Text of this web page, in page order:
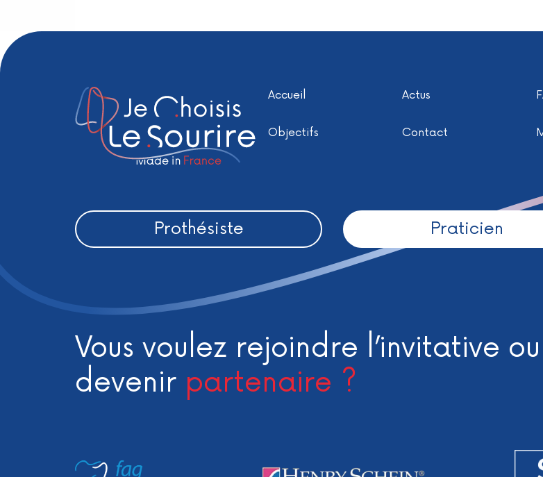
Accueil Actus
Objectifs Contact
Prothésiste Praticien
Vous voulez rejoindre l’invitative ou
devenir partenaire ?